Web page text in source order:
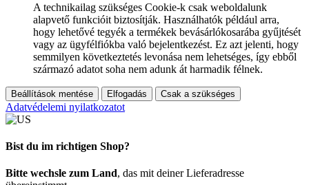
A technikailag szükséges Cookie-k csak weboldalunk
alapvető funkcióit biztosítják. Használhatók például arra,
hogy lehetővé tegyék a termékek bevásárlókosarába gyűjtését
vagy az ügyfélfiókba való bejelentkezést. Ez azt jelenti, hogy
semmilyen következtetés levonása nem lehetséges, így ebből
származó adatot soha nem adunk át harmadik félnek.
Beállítások mentése Elfogadás Csak a szükséges
Adatvédelemi nyilatkozatot
Bist du im richtigen Shop?
Bitte wechsle zum Land, das mit deiner Lieferadresse